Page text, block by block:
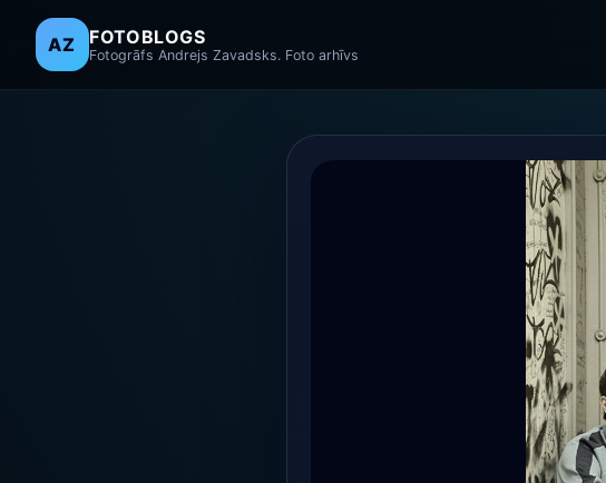
AZ FOTOBLOGS
Fotogrāfs Andrejs Zavadsks. Foto arhīvs